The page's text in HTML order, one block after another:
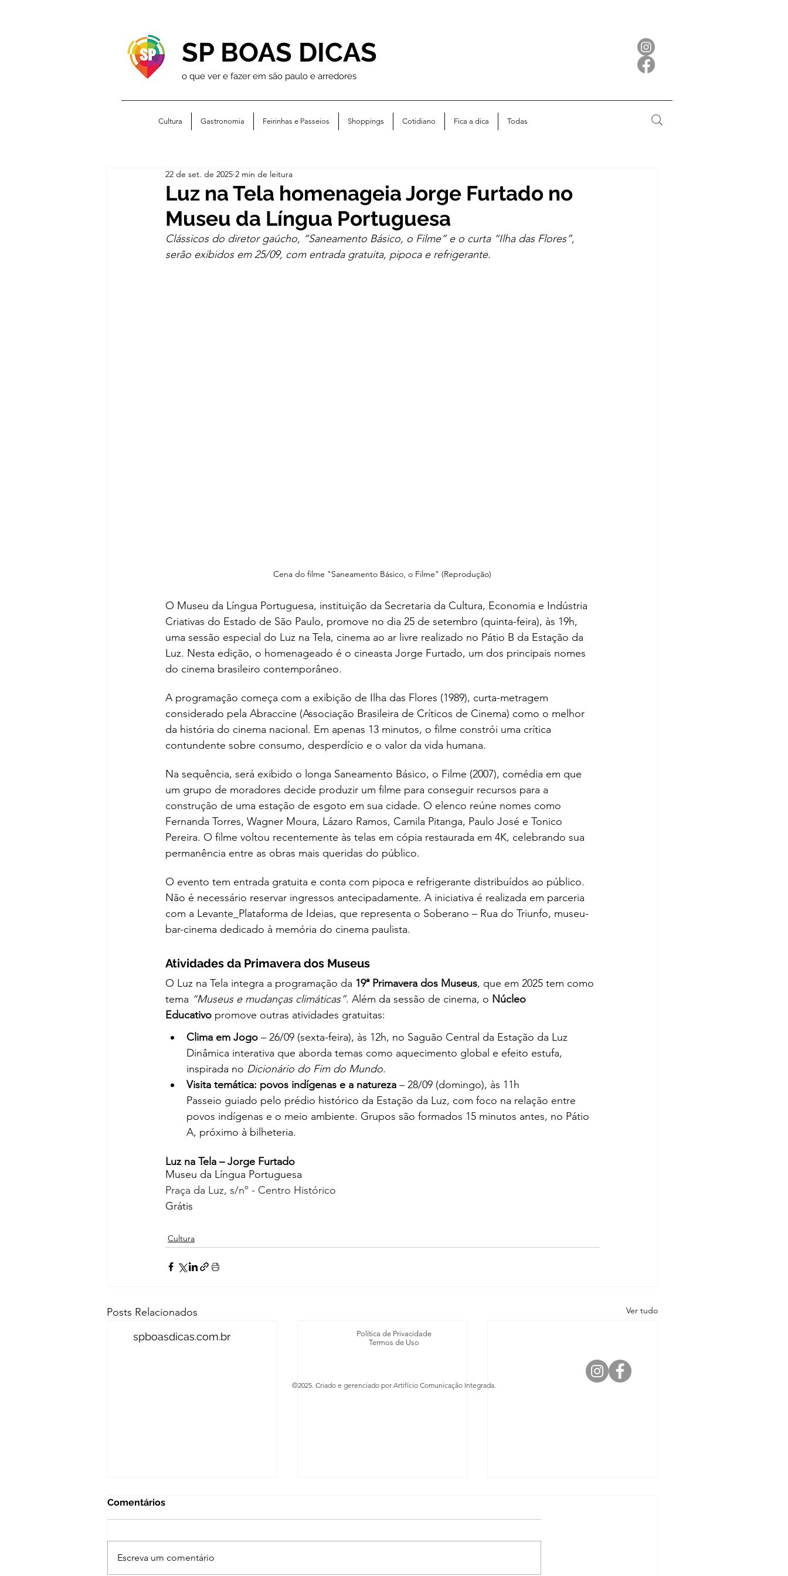
SP BOAS DICAS
o que ver e fazer em são paulo e arredores
Cultura Gastronomia Feirinhas e Passeios Shoppings Cotidiano Fica a dica Todas
Luz na Tela homenageia Jorge Furtado no
Museu da Língua Portuguesa
22 de set. de 2025 2 min de leitura
Clássicos do diretor gaúcho, “Saneamento Básico, o Filme” e o curta “Ilha das Flores”,
serão exibidos em 25/09, com entrada gratuita, pipoca e refrigerante.
Cena do filme "Saneamento Básico, o Filme" (Reprodução)
O Museu da Língua Portuguesa, instituição da Secretaria da Cultura, Economia e Indústria
Criativas do Estado de São Paulo, promove no dia 25 de setembro (quinta-feira), às 19h,
uma sessão especial do Luz na Tela, cinema ao ar livre realizado no Pátio B da Estação da
Luz. Nesta edição, o homenageado é o cineasta Jorge Furtado, um dos principais nomes
do cinema brasileiro contemporâneo.
A programação começa com a exibição de Ilha das Flores (1989), curta-metragem
considerado pela Abraccine (Associação Brasileira de Críticos de Cinema) como o melhor
da história do cinema nacional. Em apenas 13 minutos, o filme constrói uma crítica
contundente sobre consumo, desperdício e o valor da vida humana.
Na sequência, será exibido o longa Saneamento Básico, o Filme (2007), comédia em que
um grupo de moradores decide produzir um filme para conseguir recursos para a
construção de uma estação de esgoto em sua cidade. O elenco reúne nomes como
Fernanda Torres, Wagner Moura, Lázaro Ramos, Camila Pitanga, Paulo José e Tonico
Pereira. O filme voltou recentemente às telas em cópia restaurada em 4K, celebrando sua
permanência entre as obras mais queridas do público.
O evento tem entrada gratuita e conta com pipoca e refrigerante distribuídos ao público.
Não é necessário reservar ingressos antecipadamente. A iniciativa é realizada em parceria
com a Levante_Plataforma de Ideias, que representa o Soberano – Rua do Triunfo, museu-
bar-cinema dedicado à memória do cinema paulista.
Atividades da Primavera dos Museus
O Luz na Tela integra a programação da 19ª Primavera dos Museus, que em 2025 tem como
tema “Museus e mudanças climáticas”. Além da sessão de cinema, o Núcleo
Educativo promove outras atividades gratuitas:
Clima em Jogo – 26/09 (sexta-feira), às 12h, no Saguão Central da Estação da Luz
Dinâmica interativa que aborda temas como aquecimento global e efeito estufa,
inspirada no Dicionário do Fim do Mundo.
Visita temática: povos indígenas e a natureza – 28/09 (domingo), às 11h
Passeio guiado pelo prédio histórico da Estação da Luz, com foco na relação entre
povos indígenas e o meio ambiente. Grupos são formados 15 minutos antes, no Pátio
A, próximo à bilheteria.
Luz na Tela – Jorge Furtado
Museu da Língua Portuguesa
Praça da Luz, s/nº - Centro Histórico
Grátis
Cultura
Posts Relacionados Ver tudo
Comentários
Escreva um comentário
spboasdicas.com.br
Política de Privacidade
Termos de Uso
©2025. Criado e gerenciado por Artifício Comunicação Integrada.